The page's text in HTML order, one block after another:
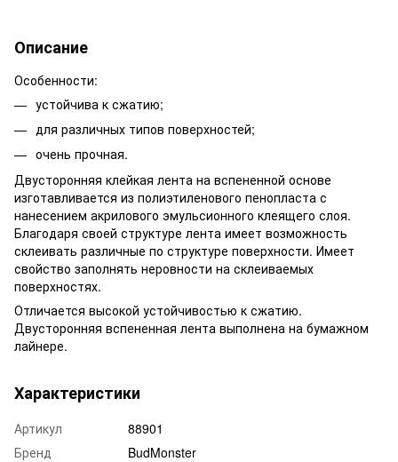
Описание
Особенности:
устойчива к сжатию;
для различных типов поверхностей;
очень прочная.
Двусторонняя клейкая лента на вспененной основе
изготавливается из полиэтиленового пенопласта с
нанесением акрилового эмульсионного клеящего слоя.
Благодаря своей структуре лента имеет возможность
склеивать различные по структуре поверхности. Имеет
свойство заполнять неровности на склеиваемых
поверхностях.
Отличается высокой устойчивостью к сжатию.
Двусторонняя вспененная лента выполнена на бумажном
лайнере.
Характеристики
Артикул
88901
Бренд
BudMonster